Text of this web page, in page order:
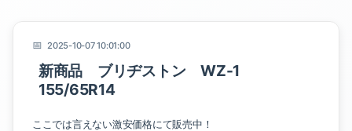
2025-10-07 10:01:00
新商品 ブリヂストン WZ-1
155/65R14
ここでは言えない激安価格にて販売中！